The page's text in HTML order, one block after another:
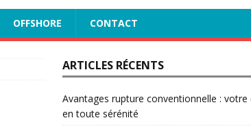
OFFSHORE CONTACT
ARTICLES RÉCENTS
Avantages rupture conventionnelle : votre
en toute sérénité